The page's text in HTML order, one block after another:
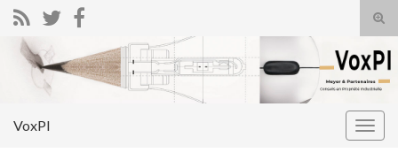
Search for:
VoxPI